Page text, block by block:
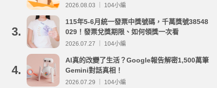
2026.08.03 ｜ 104小編
3.
115年5-6月統一發票中獎號碼，千萬獎號38548
029！發票兌獎期限、如何領獎一次看
2026.07.27 ｜ 104小編
4.
AI真的改變了生活？Google報告解密1,500萬筆
Gemini對話真相！
2026.07.29 ｜ 104小編